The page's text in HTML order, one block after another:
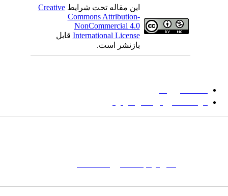
این مقاله تحت شرایطCreative
Commons Attribution-
NonCommercial 4.0
International Licenseقابل
بازنشر است.
دانشگاه بیرجند
مؤسسه آموزش عالی فردوس